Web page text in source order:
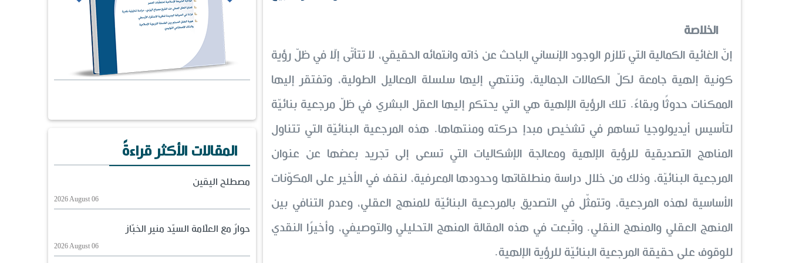
الخلاصة
إنّ الغائية الكمالية التي تلازم الوجود الإنساني الباحث عن ذاته وانتمائه الحقيقي، لا تتأتّى إلّا في ظلّ رؤية
كونية إلهية جامعة لكلّ الكمالات الجمالية، وتنتهي إليها سلسلة المعاليل الطولية، وتفتقر إليها
الممكنات حدوثًا وبقاءً. تلك الرؤية الإلهية هي التي يحتكم إليها العقل البشري في ظلّ مرجعية بنائيّة
لتأسيس أيديولوجيا تساهم في تشخيص مبدإ حركته ومنتهاها. هذه المرجعية البنائيّة التي تتناول
المناهج التصديقية للرؤية الإلهية ومعالجة الإشكاليات التي تسعى إلى تجريد بعضها عن عنوان
المرجعية البنائيّة، وذلك من خلال دراسة منطلقاتها وحدودها المعرفية، لنقف في الأخير على المكوّنات
الأساسية لهذه المرجعية، وتتمثّل في التصديق بالمرجعية البنائيّة للمنهج العقلي، وعدم التنافي بين
المنهج العقلي والمنهج النقلي. واتّبعت في هذه المقالة المنهج التحليلي والتوصيفي، وأخيرًا النقدي
للوقوف على حقيقة المرجعية البنائيّة للرؤية الإلهية.
المقالات الأكثر قراءةً
مصطلح اليقين
2026 August 06
حوارٌ مع العلّامة السيّد منير الخبّاز
2026 August 06